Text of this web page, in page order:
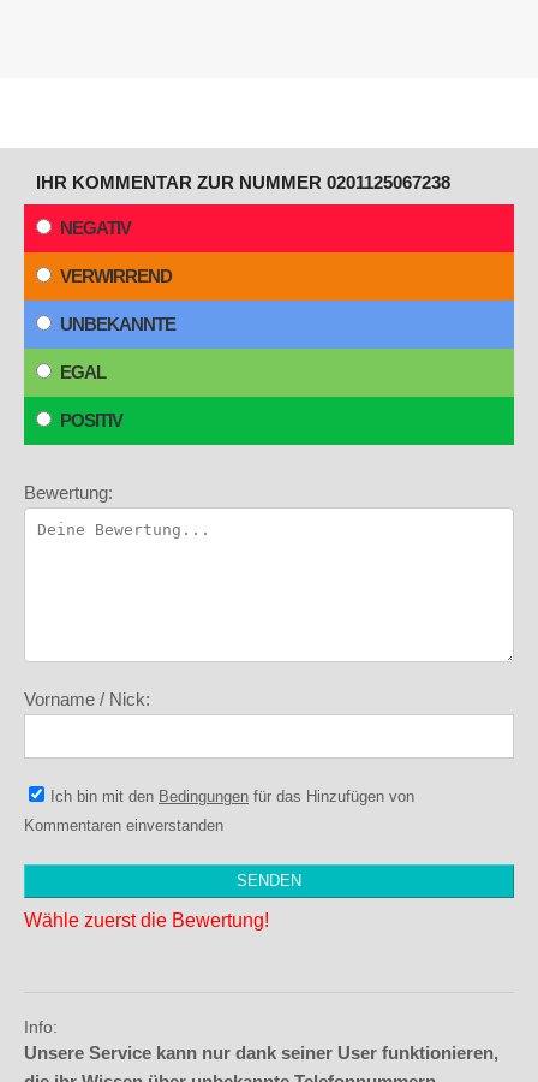
IHR KOMMENTAR ZUR NUMMER 0201125067238
NEGATIV
VERWIRREND
UNBEKANNTE
EGAL
POSITIV
Bewertung:
Vorname / Nick:
Ich bin mit den Bedingungen für das Hinzufügen von
Kommentaren einverstanden
Wähle zuerst die Bewertung!
Info:
Unsere Service kann nur dank seiner User funktionieren,